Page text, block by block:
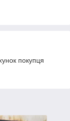
покупця